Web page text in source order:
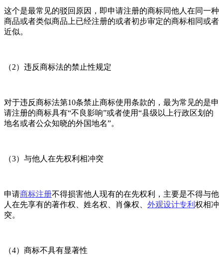
这个是最常见的驳回原因，即申请注册的商标同他人在同一种
商品或者类似商品上已经注册的或者初步审定的商标相同或者
近似。
（2）违反商标法的禁止性规定
对于违反商标法第10条禁止商标使用条款的，最为常见的是申
请注册的商标具有“不良影响”或者使用“县级以上行政区划的
地名或者公众知晓的外国地名”。
（3）与他人在先权利相冲突
申请商标注册不得损害他人现有的在先权利，主要是不得与他
人在先享有的著作权、姓名权、肖像权、 外观设计专利 权相冲
突。
（4）商标不具有显著性